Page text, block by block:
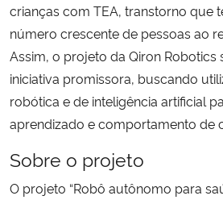
crianças com TEA, transtorno que
número crescente de pessoas ao
Assim, o projeto da Qiron
iniciativa promissora, buscando
robótica e de inteligência artificial
aprendizado e comportamento de
Sobre o projeto
O projeto “Robô autônomo para